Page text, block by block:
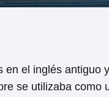
en el inglés antiguo
se utilizaba